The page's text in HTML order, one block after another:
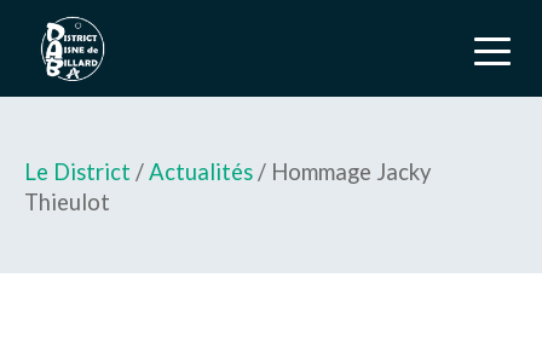
Le District /Actualités / Hommage Jacky
Thieulot